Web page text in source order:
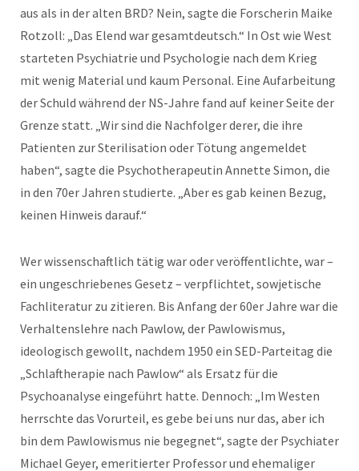
aus als in der alten BRD? Nein, sagte die Forscherin Maike
Rotzoll: „Das Elend war gesamtdeutsch.“ In Ost wie West
starteten Psychiatrie und Psychologie nach dem Krieg
mit wenig Material und kaum Personal. Eine Aufarbeitung
der Schuld während der NS-Jahre fand auf keiner Seite der
Grenze statt. „Wir sind die Nachfolger derer, die ihre
Patienten zur Sterilisation oder Tötung angemeldet
haben“, sagte die Psychotherapeutin Annette Simon, die
in den 70er Jahren studierte. „Aber es gab keinen Bezug,
keinen Hinweis darauf.“
Wer wissenschaftlich tätig war oder veröffentlichte, war –
ein ungeschriebenes Gesetz – verpflichtet, sowjetische
Fachliteratur zu zitieren. Bis Anfang der 60er Jahre war die
Verhaltenslehre nach Pawlow, der Pawlowismus,
ideologisch gewollt, nachdem 1950 ein SED-Parteitag die
„Schlaftherapie nach Pawlow“ als Ersatz für die
Psychoanalyse eingeführt hatte. Dennoch: „Im Westen
herrschte das Vorurteil, es gebe bei uns nur das, aber ich
bin dem Pawlowismus nie begegnet“, sagte der Psychiater
Michael Geyer, emeritierter Professor und ehemaliger